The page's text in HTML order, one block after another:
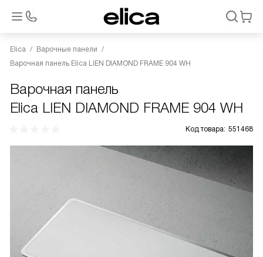
Elica
Варочные панели
Варочная панель Elica LIEN DIAMOND FRAME 904 WH
Варочная панель
Elica LIEN DIAMOND FRAME 904 WH
Код товара: 551468